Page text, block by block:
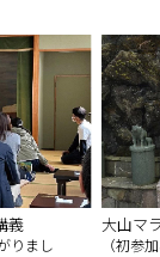
義
りまし
大山マ
（初参